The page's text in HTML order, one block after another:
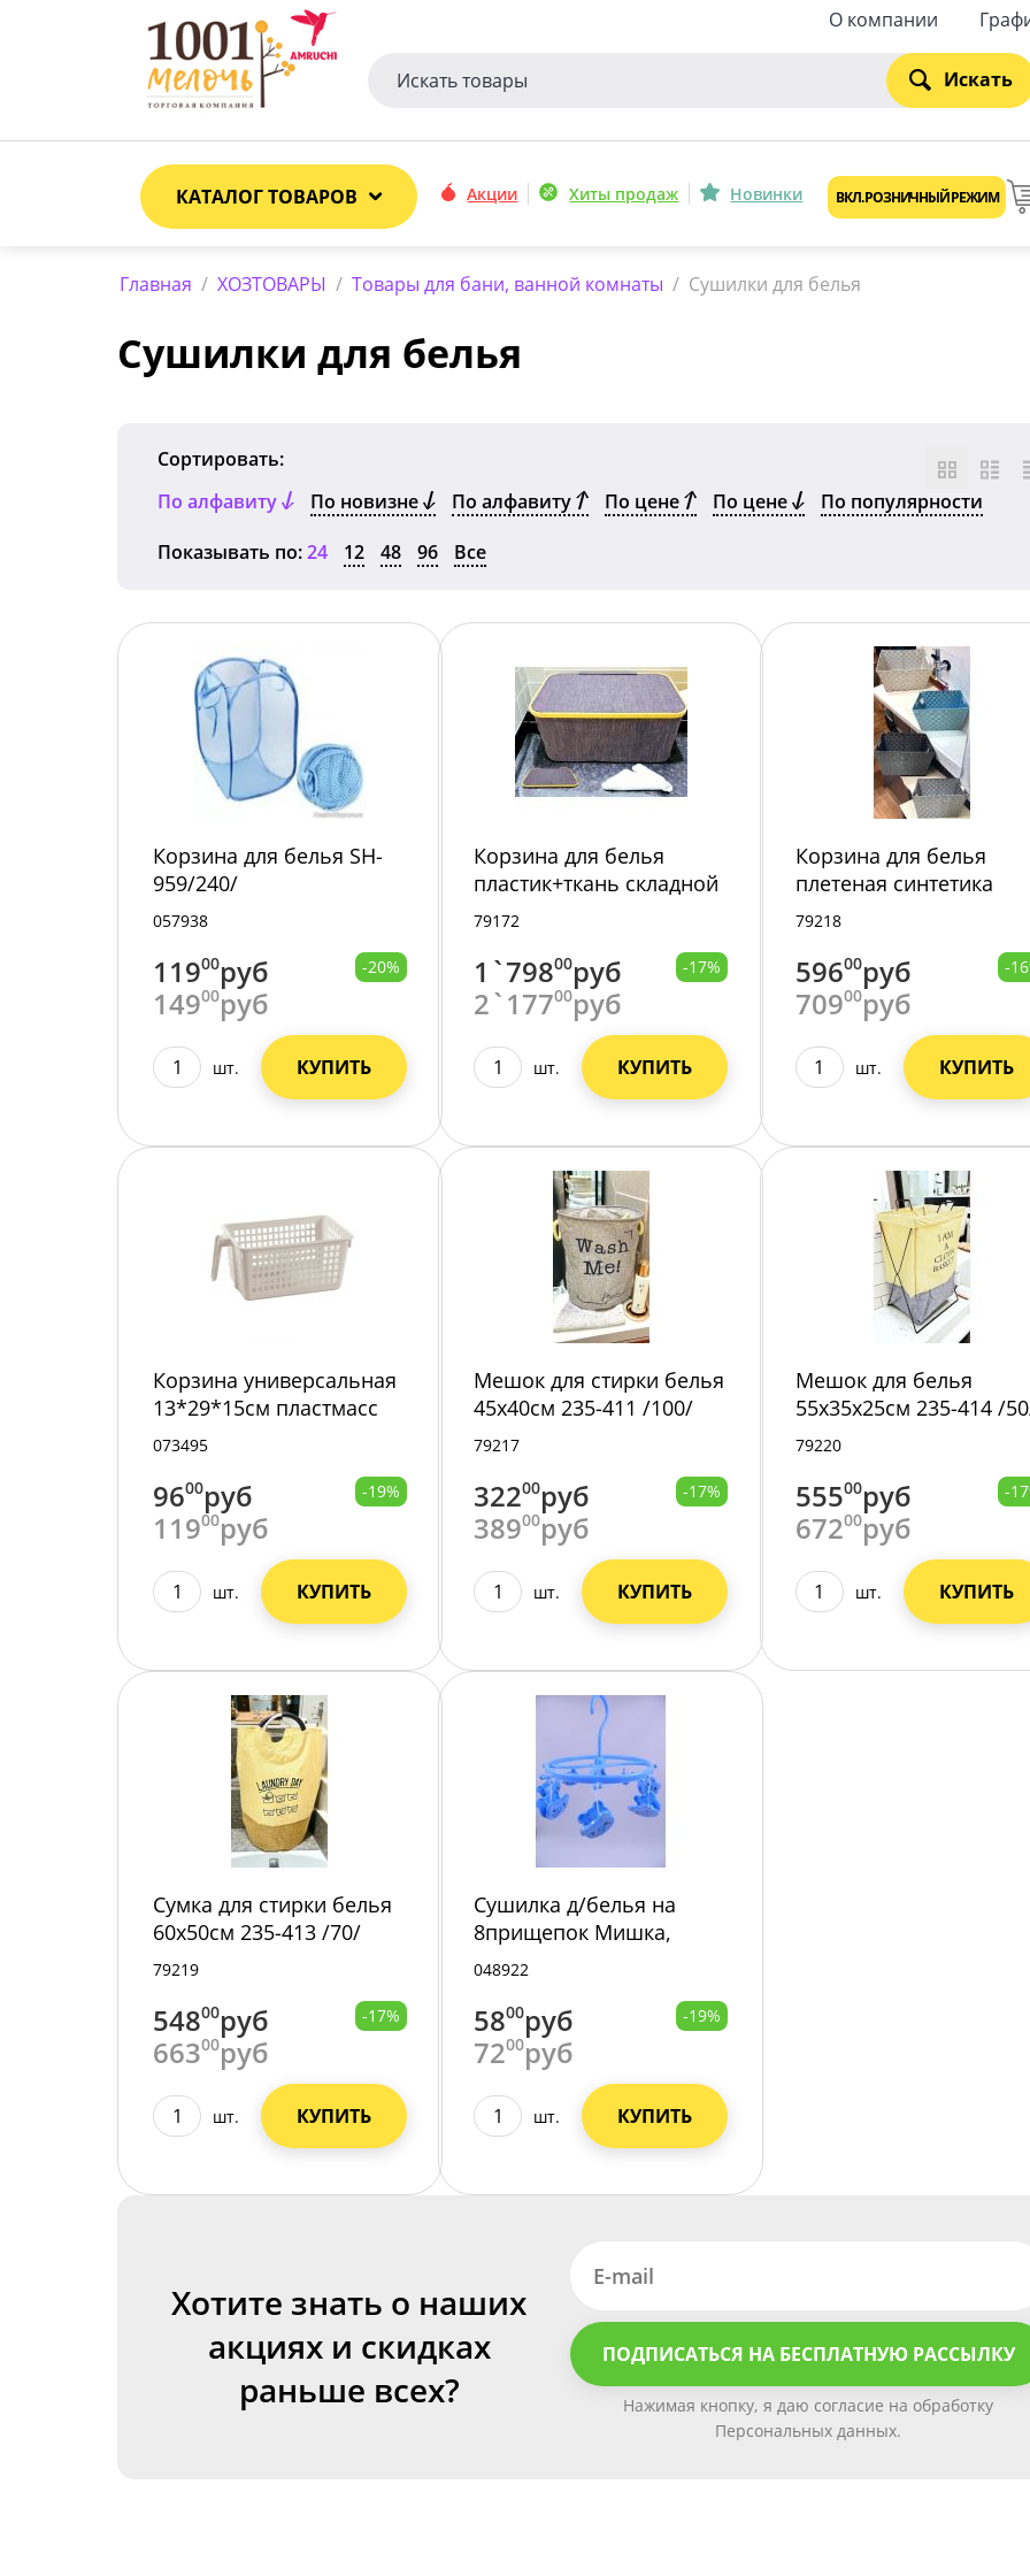
О компании
Искать
КАТАЛОГ ТОВАРОВ Акции Хиты продаж Новинки ВКЛ. РОЗНИЧНЫЙ РЕЖИМ
Главная / ХОЗТОВАРЫ / Товары для бани, ванной комнаты / Сушилки для белья
Сушилки для белья
Сортировать:
По алфавиту
По новизне По алфавиту По цене По цене
По популярности
Показывать по:24 12 48 96 Все
Корзина для белья SH-
959/240/
057938
11900руб
14900руб
-20%
шт. КУПИТЬ
Корзина для белья
пластик+ткань складной
54х33х25см 235-446 /20/
79172
1`79800руб
2`17700руб
-17%
шт. КУПИТЬ
Корзина для белья
плетеная синтетика
40х30х25см 235-412 /
79218
59600руб
70900руб
-
шт. КУПИТЬ
Корзина универсальная
13*29*15см пластмасс
35194-9/80/
073495
9600руб
11900руб
-19%
шт. КУПИТЬ
Мешок для стирки белья
45х40см 235-411 /100/
79217
32200руб
38900руб
-17%
шт. КУПИТЬ
Мешок для белья
55х35х25см 235-414 /
79220
55500руб
67200руб
-
шт. КУПИТЬ
Сумка для стирки белья
60х50см 235-413 /70/
79219
54800руб
66300руб
-17%
шт. КУПИТЬ
Сушилка д/белья на
8прищепок Мишка,
пластик /120/
048922
5800руб
7200руб
-19%
шт. КУПИТЬ
Хотите знать о наших
акциях и скидках
раньше всех?
ПОДПИСАТЬСЯ НА БЕСПЛАТНУЮ РАССЫЛКУ
Нажимая кнопку, я даю согласие на обработку
Персональных данных.